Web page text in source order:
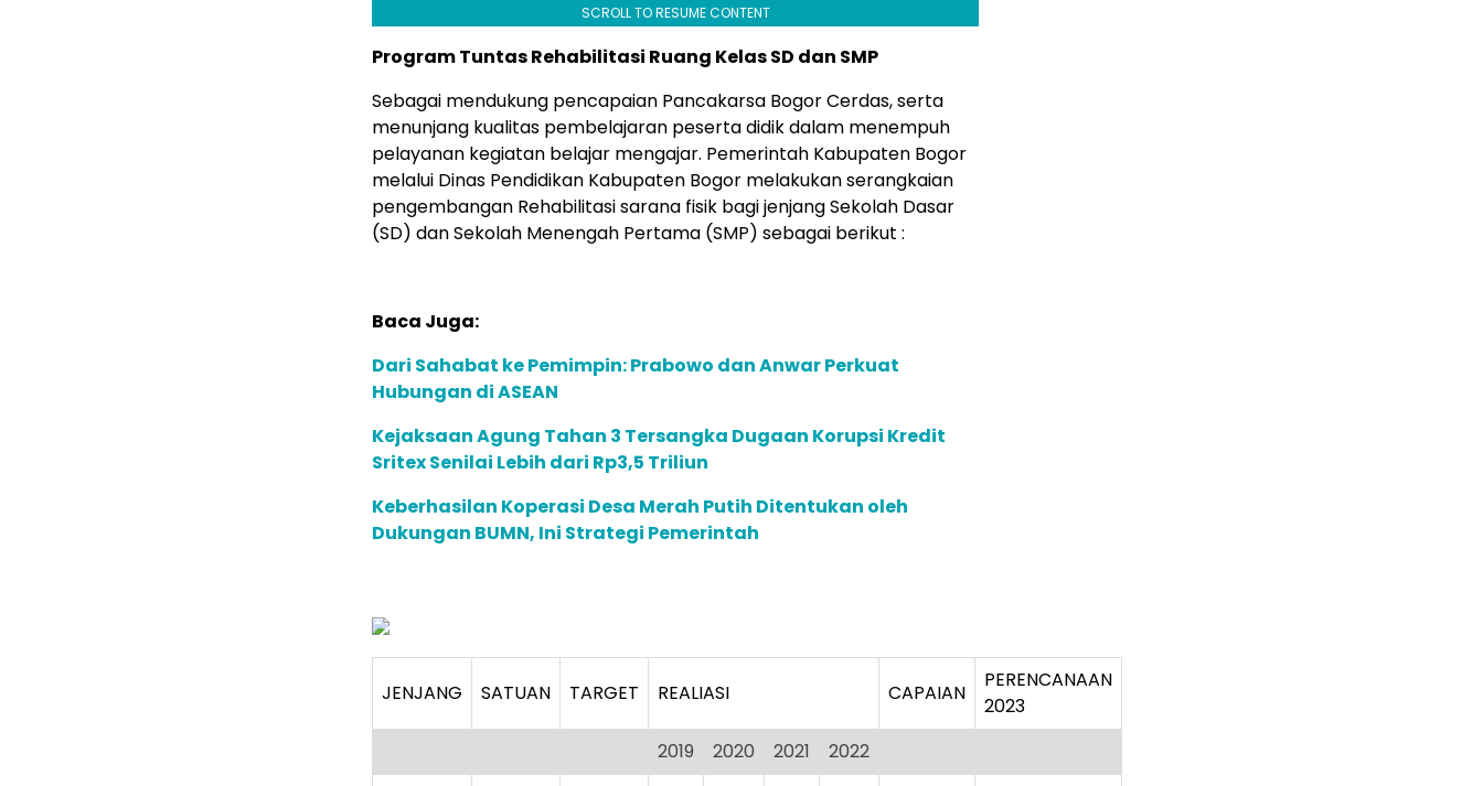
SCROLL TO RESUME CONTENT
Program Tuntas Rehabilitasi Ruang Kelas SD dan SMP
Sebagai mendukung pencapaian Pancakarsa Bogor Cerdas, serta
menunjang kualitas pembelajaran peserta didik dalam menempuh
pelayanan kegiatan belajar mengajar. Pemerintah Kabupaten Bogor
melalui Dinas Pendidikan Kabupaten Bogor melakukan serangkaian
pengembangan Rehabilitasi sarana fisik bagi jenjang Sekolah Dasar
(SD) dan Sekolah Menengah Pertama (SMP) sebagai berikut :
Baca Juga:
Dari Sahabat ke Pemimpin: Prabowo dan Anwar Perkuat
Hubungan di ASEAN
Kejaksaan Agung Tahan 3 Tersangka Dugaan Korupsi Kredit
Sritex Senilai Lebih dari Rp3,5 Triliun
Keberhasilan Koperasi Desa Merah Putih Ditentukan oleh
Dukungan BUMN, Ini Strategi Pemerintah
JENJANG SATUAN TARGET REALIASI CAPAIAN
PERENCANAAN
2023
2019
2020 2021
2022